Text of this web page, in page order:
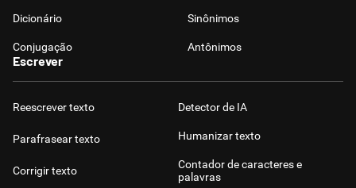
Dicionário Sinônimos
Conjugação Antônimos
Escrever
Reescrever texto
Parafrasear texto
Corrigir texto
Detector de IA
Humanizar texto
Contador de caracteres e
palavras